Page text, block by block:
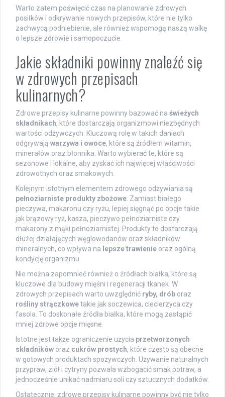
Warto zatem poświęcić czas na planowanie zdrowych
posiłków i odkrywanie nowych przepisów, które nie tylko
zachwycą podniebienie, ale również wspomogą naszą walkę
o lepsze zdrowie i samopoczucie.
Jakie składniki powinny znaleźć się
w zdrowych przepisach
kulinarnych?
Zdrowe przepisy kulinarne powinny bazować na świeżych
składnikach, które dostarczają organizmowi niezbędnych
wartości odżywczych. Kluczową rolę w takich daniach
odgrywają warzywa i owoce, które są źródłem witamin,
minerałów oraz błonnika. Warto wybierać te, które są
sezonowe i lokalne, aby zyskać ich najwięcej właściwości
zdrowotnych oraz smakowych.
Kolejnym istotnym elementem zdrowego odżywiania są
pełnoziarniste produkty zbożowe . Zamiast białego
pieczywa, makaronu czy ryżu, lepiej sięgnąć po opcje takie
jak brązowy ryż, kasza, pieczywo pełnoziarniste czy
makarony z mąki pełnoziarnistej. Produkty te dostarczają
dłużej działających węglowodanów oraz składników
mineralnych, co wpływa na lepsze trawienie oraz ogólną
kondycję organizmu.
Nie można zapomnieć również o źródłach białka, które są
kluczowe dla budowy mięśni i regeneracji tkanek. W
zdrowych przepisach warto uwzględnić ryby, drób oraz
rośliny strączkowetakie jak soczewica, ciecierzyca czy
fasola. To doskonałe źródła białka, które mogą zastąpić
mniej zdrowe opcje mięsne.
Istotne jest także ograniczenie użycia przetworzonych
składników oraz cukrów prostych, które często są obecne
w gotowych produktach spożywczych. Używanie naturalnych
przypraw, ziół i cytryny pozwala wzbogacić smak potraw, a
jednocześnie unikać nadmiaru soli czy sztucznych dodatków.
Ostatecznie, zdrowe przepisy kulinarne powinny być nie tylko